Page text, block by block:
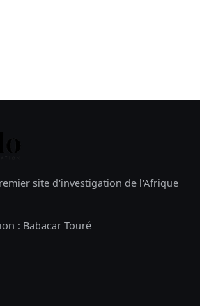
site d'investigation de l'Afrique
: Babacar Touré